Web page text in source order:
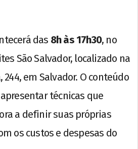
das 8h às 17h30, no
São Salvador, localizado na
244, em Salvador. O conteúdo
técnicas que
a definir suas próprias
os custos e despesas do